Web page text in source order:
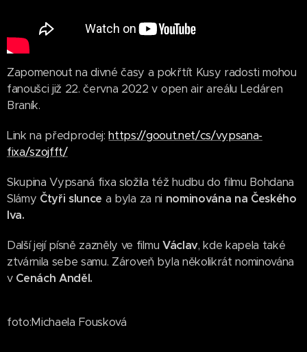
Zapomenout na divné časy a pokřtít Kusy radosti mohou
fanoušci již 22. června 2022 v open air areálu Ledáren
Braník.
Link na předprodej:https://goout.net/cs/vypsana-
fixa/szojfft/
Skupina Vypsaná fixa složila též hudbu do filmu Bohdana
Slámy Čtyři slunce a byla za ni nominována na Českého
lva.
Další její písně zazněly ve filmu Václav, kde kapela také
ztvárnila sebe samu. Zároveň byla několikrát nominována
v Cenách Anděl.
foto:Michaela Fousková